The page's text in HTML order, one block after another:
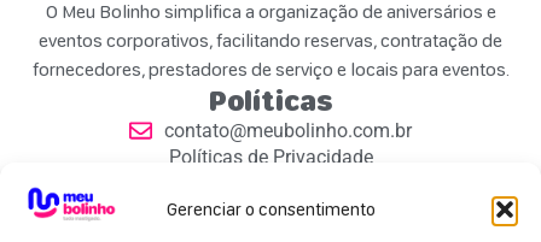
Gerenciar o consentimento
O Meu Bolinho simplifica a organização de aniversários e
eventos corporativos, facilitando reservas, contratação de
fornecedores, prestadores de serviço e locais para eventos.
Políticas
contato@meubolinho.com.br
Políticas de Privacidade